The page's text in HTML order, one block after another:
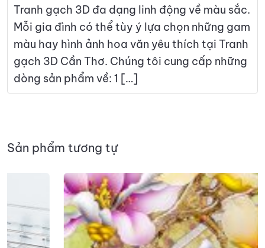
Tranh gạch 3D đa dạng linh động về màu sắc.
Mỗi gia đình có thể tùy ý lựa chọn những gam
màu hay hình ảnh hoa văn yêu thích tại Tranh
gạch 3D Cần Thơ. Chúng tôi cung cấp những
dòng sản phẩm về: 1 […]
Sản phẩm tương tự